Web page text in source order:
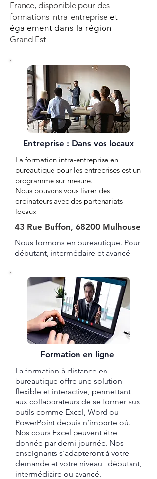
France, disponible pour des
formations intra-entreprise et
également dans la région
Grand Est
Entreprise : Dans vos locaux
La formation intra-entreprise en
bureautique pour les entreprises est un
programme sur mesure.
Nous pouvons vous livrer des
ordinateurs avec des partenariats
locaux
43 Rue Buffon, 68200 Mulhouse
Nous formons en bureautique. Pour
débutant, intermédaire et avancé.
Formation en ligne
La formation à distance en
bureautique offre une solution
flexible et interactive, permettant
aux collaborateurs de se former aux
outils comme Excel, Word ou
PowerPoint depuis n’importe où.
Nos cours Excel peuvent être
donnée par demi-journée. Nos
enseignants s'adapteront à votre
demande et votre niveau : débutant,
intermédiaire ou avancé.